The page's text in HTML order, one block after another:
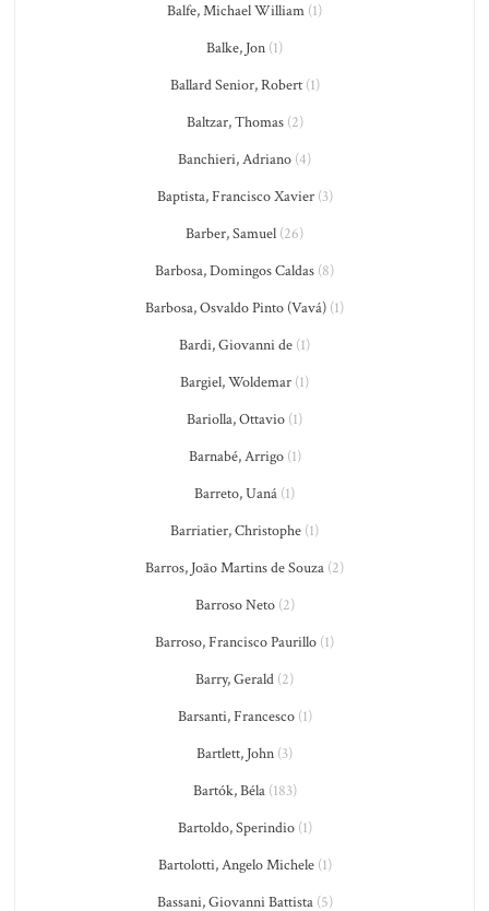
Balfe, Michael William (1)
Balke, Jon (1)
Ballard Senior, Robert(1)
Baltzar, Thomas(2)
Banchieri, Adriano (4)
Baptista, Francisco Xavier(3)
Barber, Samuel (26)
Barbosa, Domingos Caldas (8)
Barbosa, Osvaldo Pinto (Vavá) (1)
Bardi, Giovanni de (1)
Bargiel, Woldemar (1)
Bariolla, Ottavio (1)
Barnabé, Arrigo(1)
Barreto, Uaná (1)
Barriatier, Christophe (1)
Barros, João Martins de Souza (2)
Barroso Neto(2)
Barroso, Francisco Paurillo (1)
Barry, Gerald (2)
Barsanti, Francesco(1)
Bartlett, John (3)
Bartók, Béla(183)
Bartoldo, Sperindio(1)
Bartolotti, Angelo Michele(1)
Bassani, Giovanni Battista(5)